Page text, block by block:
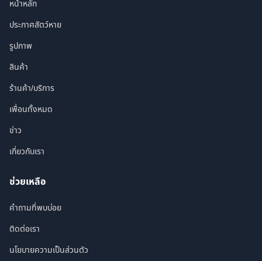
หน้าหลัก
ประกาศสัตว์หาย
รูปภาพ
สินค้า
ร้านค้า/บริการ
เพื่อนทั้งหมด
ข่าว
เกี่ยวกับเรา
ช่วยเหลือ
คำถามที่พบบ่อย
ติดต่อเรา
นโยบายความเป็นส่วนตัว